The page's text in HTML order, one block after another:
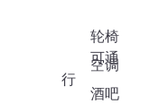
轮椅
可通
行
空调
酒吧